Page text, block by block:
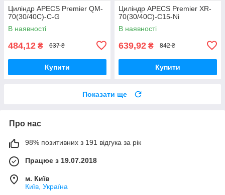
Циліндр APECS Premier QM-
70(30/40C)-C-G
В наявності
484,12 ₴ 637 ₴
Купити
Циліндр APECS Premier XR-
70(30/40C)-C15-Ni
В наявності
639,92 ₴ 842 ₴
Купити
Показати ще
Про нас
98% позитивних з 191 відгука за рік
Працює з 19.07.2018
м. Київ
Київ, Україна